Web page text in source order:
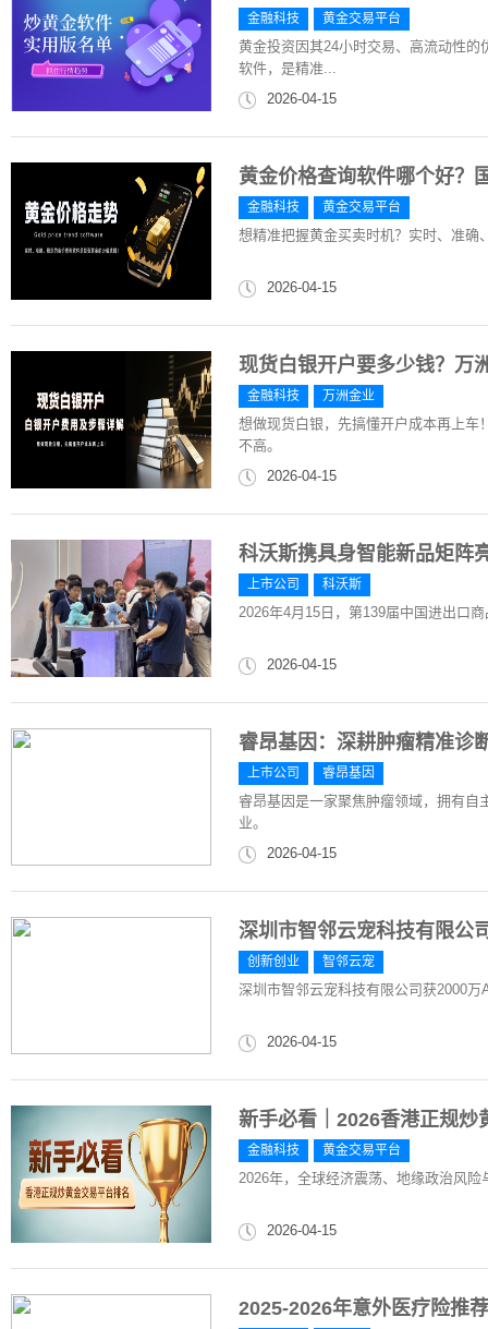
金融科技 黄金交易平台
黄金投资因其24小时交易、高流动性
软件，是精准...
2026-04-15
黄金价格查询软件哪个好？
金融科技 黄金交易平台
想精准把握黄金买卖时机？实时、准确
2026-04-15
现货白银开户要多少钱？万
金融科技 万洲金业
想做现货白银，先搞懂开户成本再上车
不高。
2026-04-15
科沃斯携具身智能新品矩阵
上市公司 科沃斯
2026年4月15日，第139届中国进出口
2026-04-15
睿昂基因：深耕肿瘤精准诊
上市公司 睿昂基因
睿昂基因是一家聚焦肿瘤领域，拥有
业。
2026-04-15
深圳市智邻云宠科技有限公
创新创业 智邻云宠
深圳市智邻云宠科技有限公司获2000
2026-04-15
新手必看｜2026香港正规炒
金融科技 黄金交易平台
2026年，全球经济震荡、地缘政治风
2026-04-15
2025-2026年意外医疗险推